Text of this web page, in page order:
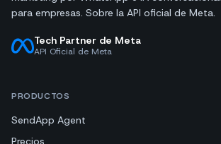
para empresas. Sobre la API oficial de Meta.
Tech Partner de Meta
API Oficial de Meta
PRODUCTOS
SendApp Agent
Precios